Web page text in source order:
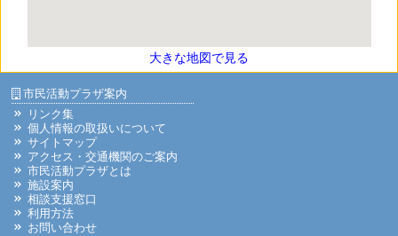
大きな地図で見る
市民活動プラザ案内
リンク集
個人情報の取扱いについて
サイトマップ
アクセス・交通機関のご案内
市民活動プラザとは
施設案内
相談支援窓口
利用方法
お問い合わせ